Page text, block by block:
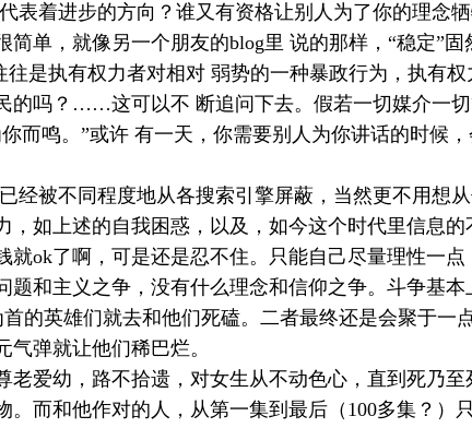
表着进步的方向？谁又有资格让别人为了你的理念
简单，就像另一个朋友的blog里 说的那样，“稳定”
是执有权力者对相对 弱势的一种暴政行为，执有
的吗？……这可以不 断追问下去。假若一切媒介一
而鸣。”或许 有一天，你需要别人为你讲话的时候
经被不同程度地从各搜索引擎屏蔽，当然更不用想
如上述的自我困惑，以及，如今这个时代里信息
就ok了啊，可是还是忍不住。只能自己尽量理性一
和主义之争，没有什么理念和信仰之争。斗争基
的英雄们就去和他们死磕。二者最终还是会聚于一
弹就让他们稀巴烂。
爱幼，路不拾遗，对女生从不动色心，直到死乃
而和他作对的人，从第一集到最后（ 100多集？）